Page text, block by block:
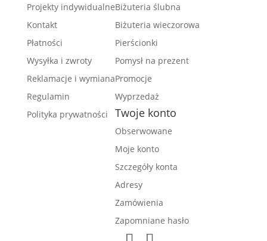
Projekty indywidualne
Kontakt
Płatności
Wysyłka i zwroty
Reklamacje i wymiana
Regulamin
Polityka prywatności
Biżuteria ślubna
Biżuteria wieczorowa
Pierścionki
Pomysł na prezent
Promocje
Wyprzedaż
Twoje konto
Obserwowane
Moje konto
Szczegóły konta
Adresy
Zamówienia
Zapomniane hasło